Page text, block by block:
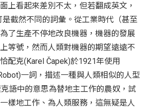
上看起來差別不太，但若翻成英文，
是截然不同的詞彙。從工業時代（甚至
了生產不停地改良機器，機器的發展
等號，然而人類對機器的期望遠遠不
配克(Karel Čapek)於1921年使用
一詞，描述一種與人類相似的人型
語中的意思為替地主工作的農奴，試
樣地工作、為人類服務，這無疑是人